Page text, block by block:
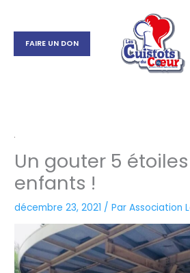
contenu
FAIRE UN DON
Un gouter 5
enfants !
décembre 23, 2021 / ParAssociation